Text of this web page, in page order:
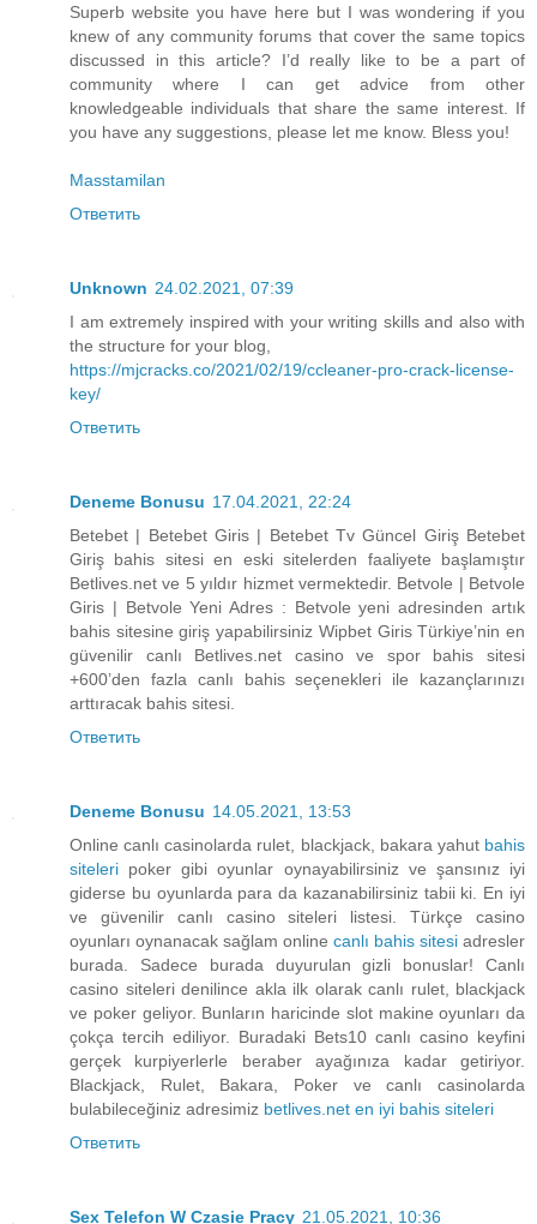
Superb website you have here but I was wondering if you
knew of any community forums that cover the same topics
discussed in this article? I’d really like to be a part of
community where I can get advice from other
knowledgeable individuals that share the same interest. If
you have any suggestions, please let me know. Bless you!
Masstamilan
Ответить
Unknown 24.02.2021, 07:39
I am extremely inspired with your writing skills and also with
the structure for your blog,
https://mjcracks.co/2021/02/19/ccleaner-pro-crack-license-
key/
Ответить
Deneme Bonusu 17.04.2021, 22:24
Betebet | Betebet Giris | Betebet Tv Güncel Giriş Betebet
Giriş bahis sitesi en eski sitelerden faaliyete başlamıştır
Betlives.net ve 5 yıldır hizmet vermektedir. Betvole | Betvole
Giris | Betvole Yeni Adres : Betvole yeni adresinden artık
bahis sitesine giriş yapabilirsiniz Wipbet Giris Türkiye’nin en
güvenilir canlı Betlives.net casino ve spor bahis sitesi
+600’den fazla canlı bahis seçenekleri ile kazançlarınızı
arttıracak bahis sitesi.
Ответить
Deneme Bonusu 14.05.2021, 13:53
Online canlı casinolarda rulet, blackjack, bakara yahut bahis
siteleri poker gibi oyunlar oynayabilirsiniz ve şansınız iyi
giderse bu oyunlarda para da kazanabilirsiniz tabii ki. En iyi
ve güvenilir canlı casino siteleri listesi. Türkçe casino
oyunları oynanacak sağlam online canlı bahis sitesi adresler
burada. Sadece burada duyurulan gizli bonuslar! Canlı
casino siteleri denilince akla ilk olarak canlı rulet, blackjack
ve poker geliyor. Bunların haricinde slot makine oyunları da
çokça tercih ediliyor. Buradaki Bets10 canlı casino keyfini
gerçek kurpiyerlerle beraber ayağınıza kadar getiriyor.
Blackjack, Rulet, Bakara, Poker ve canlı casinolarda
bulabileceğiniz adresimiz betlives.net en iyi bahis siteleri
Ответить
Sex Telefon W Czasie Pracy 21.05.2021, 10:36